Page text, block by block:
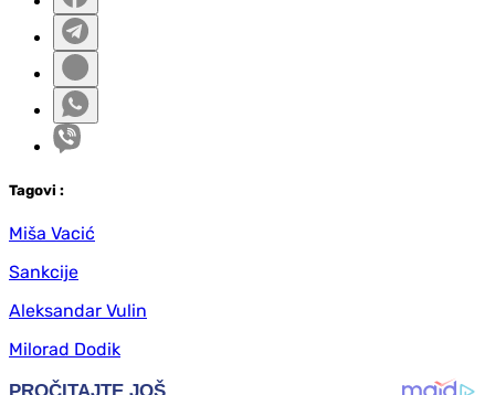
Tagovi :
Miša Vacić
Sankcije
Aleksandar Vulin
Milorad Dodik